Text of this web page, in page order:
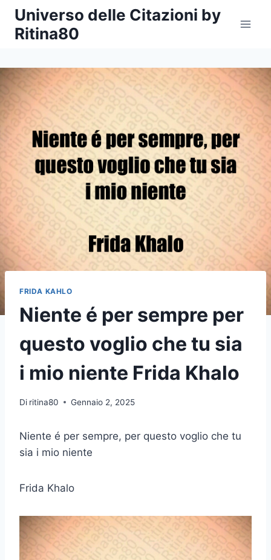
Salta
contenuto
Universo delle Citazioni by
Ritina80
FRIDA KAHLO
Niente é per sempre per
questo voglio che tu sia
i mio niente Frida Khalo
Di ritina80 Gennaio 2, 2025
Niente é per sempre, per questo voglio che tu
sia i mio niente
Frida Khalo